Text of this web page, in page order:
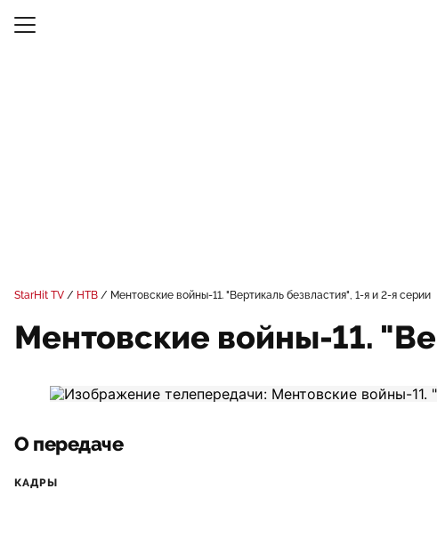
StarHit TV НТВ Ментовские войны-11. "Вертикаль безвластия", 1-я и 2-я серии
Ментовские войны-11.
О передаче
КАДРЫ